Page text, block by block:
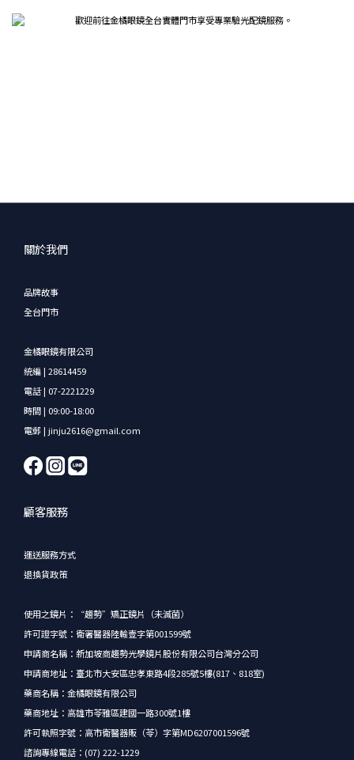
關於我們
品牌故事
全台門市
金橘眼鏡有限公司
統編 | 28614459
電話 | 07-2221229
時間 | 09:00-18:00
電郵 | jinju2616@gmail.com
顧客服務
運送服務方式
退換貨政策
使用之鏡片：“趨勢”矯正鏡片（未滅菌）
許可證字號：衛署醫器陸輸壹字第001599號
申請商名稱：新加坡商趨勢光學鏡片股份有限公司台灣分公司
申請商地址：臺北市大安區忠孝東路4段285號5樓(817、818室)
藥商名稱：金橘眼鏡有限公司
藥商地址：高雄市苓雅區建國一路300號1樓
許可執照字號：高市衛醫器販（苓）字第MD6207001596號
諮詢專線電話：(07) 222-1229